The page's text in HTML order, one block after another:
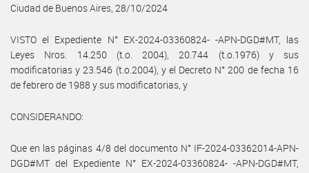
Ciudad de Buenos Aires, 28/10/2024
VISTO el Expediente N° EX-2024-03360824- -APN-DGD#MT, las
Leyes Nros. 14.250 (t.o. 2004), 20.744 (t.o.1976) y sus
modificatorias y 23.546 (t.o.2004), y el Decreto N° 200 de fecha 16
de febrero de 1988 y sus modificatorias, y
CONSIDERANDO:
Que en las páginas 4/8 del documento N° IF-2024-03362014-APN-
DGD#MT del Expediente N° EX-2024-03360824- -APN-DGD#MT,